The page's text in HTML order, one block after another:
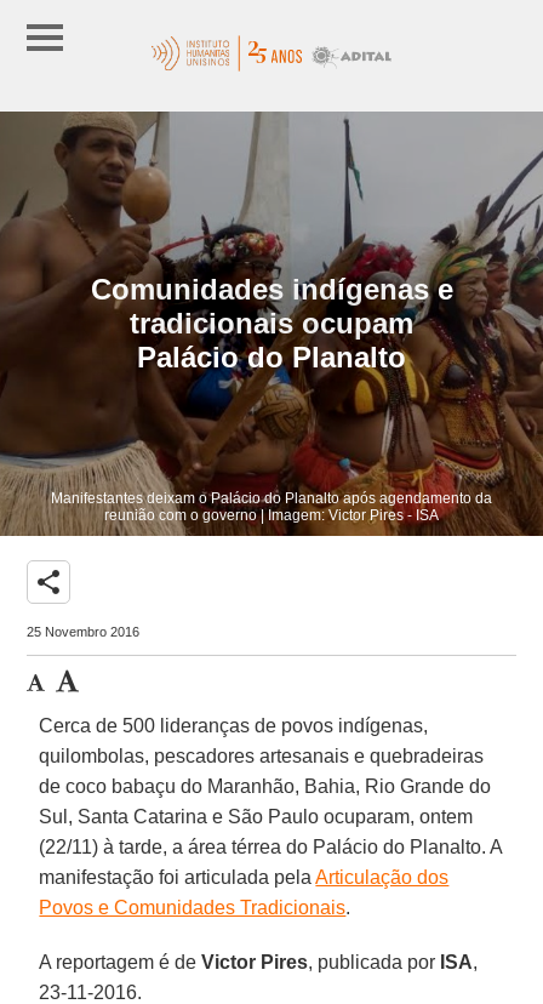
Comunidades indígenas e
tradicionais ocupam
Palácio do Planalto
Manifestantes deixam o Palácio do Planalto após agendamento da
reunião com o governo | Imagem: Victor Pires - ISA
share
25 Novembro 2016
Cerca de 500 lideranças de povos indígenas,
quilombolas, pescadores artesanais e quebradeiras
de coco babaçu do Maranhão, Bahia, Rio Grande do
Sul, Santa Catarina e São Paulo ocuparam, ontem
(22/11) à tarde, a área térrea do Palácio do Planalto. A
manifestação foi articulada pelaArticulação dos
Povos e Comunidades Tradicionais.
A reportagem é deVictor Pires, publicada por ISA,
23-11-2016.